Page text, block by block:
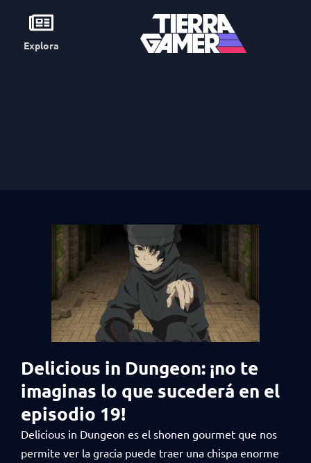
Explora
Delicious in Dungeon: ¡no te
imaginas lo que sucederá en el
episodio 19!
Delicious in Dungeon es el shonen gourmet que nos
permite ver la gracia puede traer una chispa enorme